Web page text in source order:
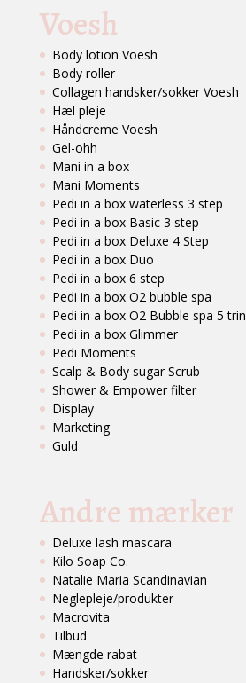
Voesh
Body lotion Voesh
Body roller
Collagen handsker/sokker Voesh
Hæl pleje
Håndcreme Voesh
Gel-ohh
Mani in a box
Mani Moments
Pedi in a box waterless 3 step
Pedi in a box Basic 3 step
Pedi in a box Deluxe 4 Step
Pedi in a box Duo
Pedi in a box 6 step
Pedi in a box O2 bubble spa
Pedi in a box O2 Bubble spa 5 trin
Pedi in a box Glimmer
Pedi Moments
Scalp & Body sugar Scrub
Shower & Empower filter
Display
Marketing
Guld
Andre mærker
Deluxe lash mascara
Kilo Soap Co.
Natalie Maria Scandinavian
Neglepleje/produkter
Macrovita
Tilbud
Mængde rabat
Handsker/sokker